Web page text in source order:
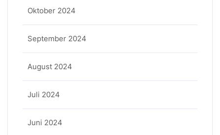
Oktober 2024
September 2024
August 2024
Juli 2024
Juni 2024